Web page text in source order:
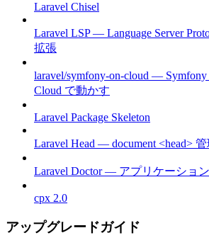
Laravel Chisel
Laravel LSP — Language Server
拡張
laravel/symfony-on-cloud —
Cloud で動かす
Laravel Package Skeleton
Laravel Head — document <head>
Laravel Doctor — アプリケーショ
cpx 2.0
アップグレードガイド